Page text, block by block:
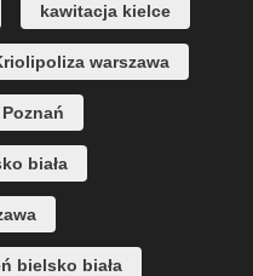
kawitacja kielce
warszawa
biała
bielsko biała